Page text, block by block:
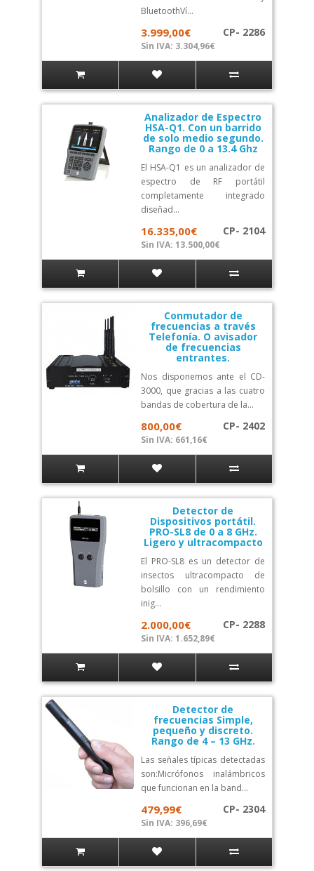
BluetoothVí...
3.999,00€ CP- 2286
Sin IVA: 3.304,96€
Analizador de Espectro
HSA-Q1. Con un barrido
de solo medio segundo.
Rango de 0 a 13.4 Ghz
El HSA-Q1 es un analizador de
espectro de RF portátil
completamente integrado
diseñad...
16.335,00€ CP- 2104
Sin IVA: 13.500,00€
Conmutador de
frecuencias a través
Telefonía. O avisador
de frecuencias
entrantes.
Nos disponemos ante el CD-
3000, que gracias a las cuatro
bandas de cobertura de la...
800,00€ CP- 2402
Sin IVA: 661,16€
Detector de
Dispositivos portátil.
PRO-SL8 de 0 a 8 GHz.
Ligero y ultracompacto
El PRO-SL8 es un detector de
insectos ultracompacto de
bolsillo con un rendimiento
inig...
2.000,00€ CP- 2288
Sin IVA: 1.652,89€
Detector de
frecuencias Simple,
pequeño y discreto.
Rango de 4 – 13 GHz.
Las señales típicas detectadas
son:Micrófonos inalámbricos
que funcionan en la band...
479,99€ CP- 2304
Sin IVA: 396,69€